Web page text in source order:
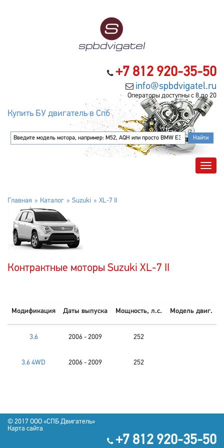
+7 812 920-35-50
info@spbdvigatel.ru
Операторы доступны с 8 до 20
Купить БУ двигатель в Спб
Главная Каталог Suzuki XL-7 II
Контрактные моторы Suzuki XL-7 II
Модификация Даты выпуска Мощность, л.с. Модель двиг.
3.6 2006 - 2009 252
3.6 4WD 2006 - 2009 252
© 2017 OOO «СПБ Двигатель»
Карта сайта
+7 812 920-35-50